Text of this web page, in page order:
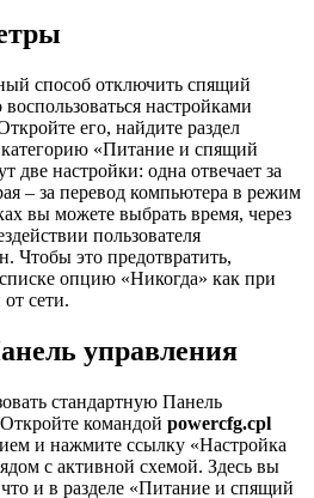
способ отключить спящий
настройками
его, найдите раздел
«Питание и спящий
две настройки: одна отвечает за
– за перевод компьютера в режим
вы можете выбрать время, через
пользователя
Чтобы это предотвратить,
опцию «Никогда» как при
сети.
управления
стандартную Панель
командой powercfg.cpl
и нажмите ссылку «Настройка
с активной схемой. Здесь вы
и в разделе «Питание и спящий